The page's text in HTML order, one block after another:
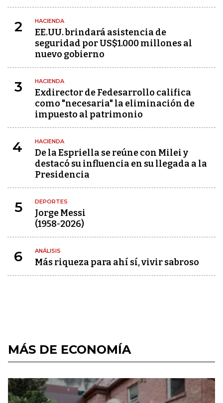
2 HACIENDA
EE.UU. brindará asistencia de
seguridad por US$1.000 millones al
nuevo gobierno
3 HACIENDA
Exdirector de Fedesarrollo califica
como "necesaria" la eliminación de
impuesto al patrimonio
4 HACIENDA
De la Espriella se reúne con Milei y
destacó su influencia en su llegada a la
Presidencia
5 DEPORTES
Jorge Messi
(1958-2026)
6 ANÁLISIS
Más riqueza para ahí sí, vivir sabroso
MÁS DE ECONOMÍA